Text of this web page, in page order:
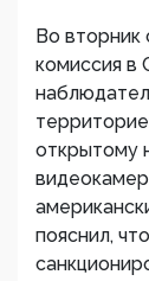
Во вторник
комиссия
открытому
пояснил,